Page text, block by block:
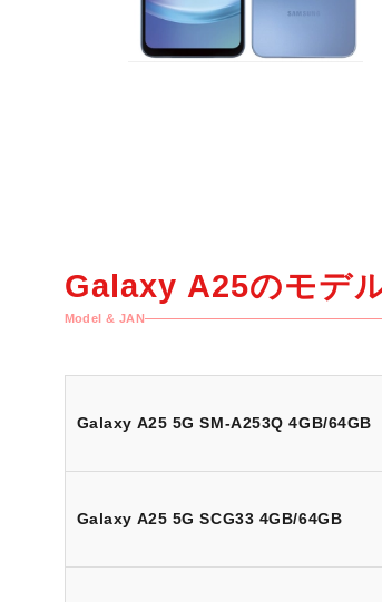
Galaxy A25のモデ
Model & JAN
Galaxy A25 5G SM-A253Q 4GB/64GB
Galaxy A25 5G SCG33 4GB/64GB